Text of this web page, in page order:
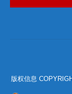
版权信息